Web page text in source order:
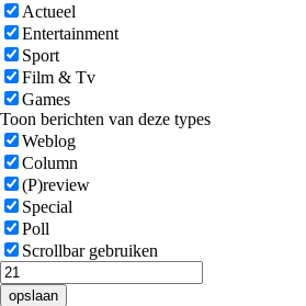
Actueel
Entertainment
Sport
Film & Tv
Games
Toon berichten van deze types
Weblog
Column
(P)review
Special
Poll
Scrollbar gebruiken
opslaan